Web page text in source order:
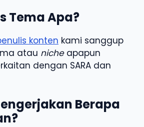
Tema Apa?
konten kami sanggup
atau nicheapapun
dengan SARA dan
Berapa